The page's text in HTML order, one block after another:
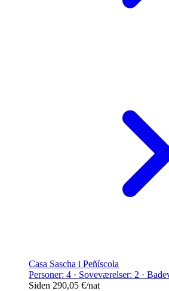
Casa Sascha i Peñíscola
Personer: 4 · Soveværelser: 2 ·
Siden 290,05 €/nat